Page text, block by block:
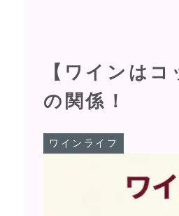
【ワインは
の関係！
ワインライフ